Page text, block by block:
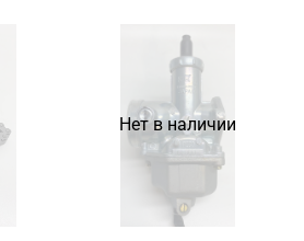
Нет в наличии